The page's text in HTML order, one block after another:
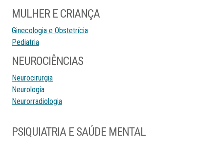
MULHER E CRIANÇA
Ginecologia e Obstetrícia
Pediatria
NEUROCIÊNCIAS
Neurocirurgia
Neurologia
Neurorradiologia
PSIQUIATRIA E SAÚDE MENTAL